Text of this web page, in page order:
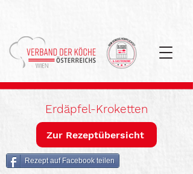
Erdäpfel-Kroketten
Zur Rezeptübersicht
Rezept auf Facebook teilen